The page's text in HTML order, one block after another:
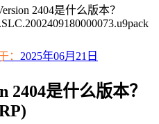
2404是什么版本？
： 2025年06月21日
2404是什么版本？